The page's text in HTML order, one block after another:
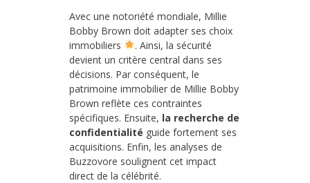
Avec une notoriété mondiale, Millie
Bobby Brown doit adapter ses choix
immobiliers
. Ainsi, la sécurité
devient un critère central dans ses
décisions. Par conséquent, le
patrimoine immobilier de Millie Bobby
Brown reflète ces contraintes
spécifiques. Ensuite, la recherche de
confidentialité guide fortement ses
acquisitions. Enfin, les analyses de
Buzzovore soulignent cet impact
direct de la célébrité.